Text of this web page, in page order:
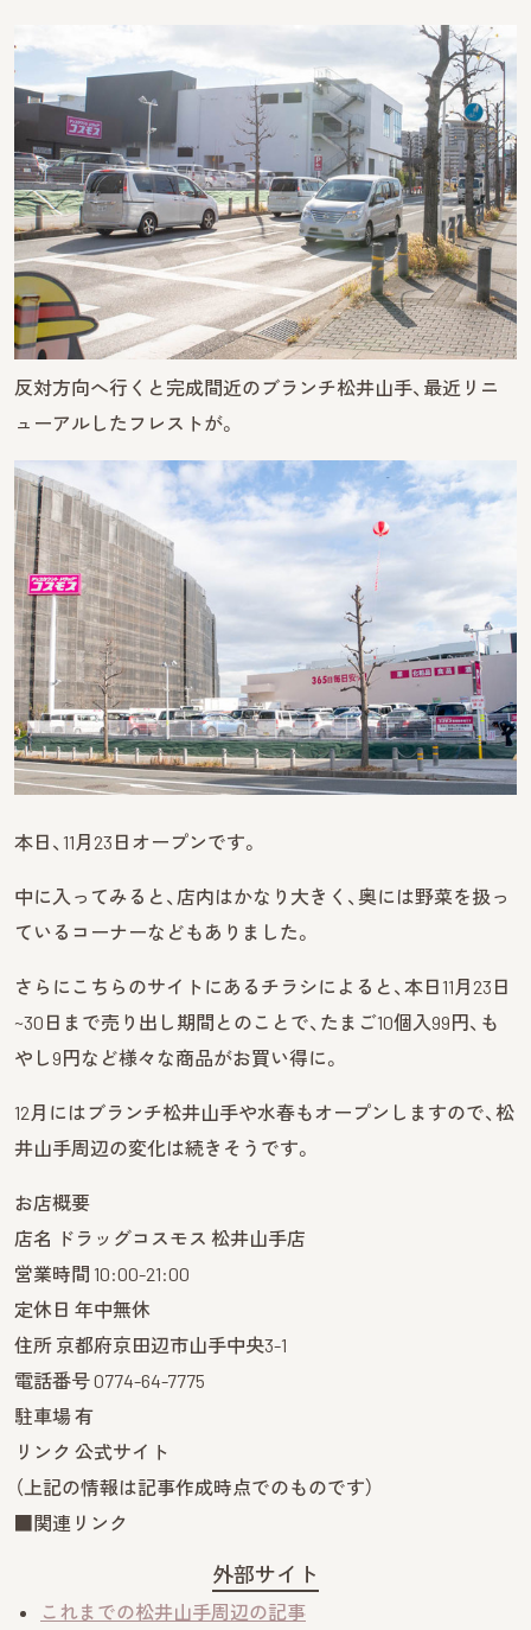
反対方向へ行くと完成間近のブランチ松井山手、最近リニ
ューアルしたフレストが。
本日、11月23日オープンです。
中に入ってみると、店内はかなり大きく、奥には野菜を扱っ
ているコーナーなどもありました。
さらにこちらのサイトにあるチラシによると、本日11月23日
~30日まで売り出し期間とのことで、たまご10個入99円、も
やし9円など様々な商品がお買い得に。
12月にはブランチ松井山手や水春もオープンしますので、松
井山手周辺の変化は続きそうです。
お店概要
店名 ドラッグコスモス 松井山手店
営業時間 10:00-21:00
定休日 年中無休
住所 京都府京田辺市山手中央3-1
電話番号 0774-64-7775
駐車場 有
リンク 公式サイト
（上記の情報は記事作成時点でのものです）
■関連リンク
外部サイト
これまでの松井山手周辺の記事